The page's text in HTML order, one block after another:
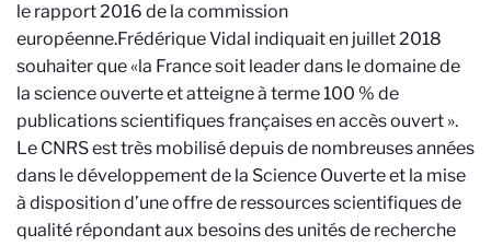
le rapport 2016 de la commission
européenne.Frédérique Vidal indiquait en juillet 2018
souhaiter que «la France soit leader dans le domaine de
la science ouverte et atteigne à terme 100 % de
publications scientifiques françaises en accès ouvert ».
Le CNRS est très mobilisé depuis de nombreuses années
dans le développement de la Science Ouverte et la mise
à disposition d’une offre de ressources scientifiques de
qualité répondant aux besoins des unités de recherche